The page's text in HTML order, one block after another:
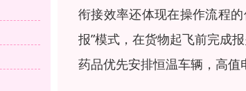
衔接效率还体现在操作流程
报”模式，在货物起飞前完成
药品优先安排恒温车辆，高